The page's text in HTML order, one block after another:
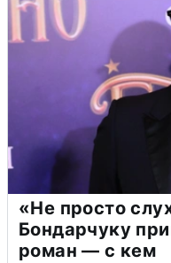
«Не просто
Бондарчуку
роман — с кем